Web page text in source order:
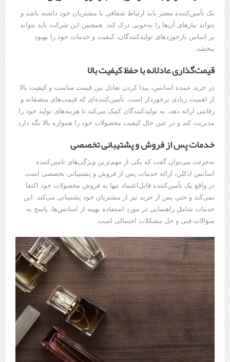
یک تأمین‌کننده معتبر باید ارتباط شفافی با مشتریان خود داشته باشد و
بتواند نیازهای آن‌ها را به‌خوبی درک کند. همچنین این شرکت باید بتواند
بر اساس بازخوردهای تولیدکنندگان، کیفیت و خدمات خود را بهبود
ببخشد.
قیمت‌گذاری عادلانه با حفظ کیفیت بالا
در خرید عمده اسانس، پیدا کردن تعادل بین قیمت مناسب و کیفیت بالا
از اهمیت زیادی برخوردار است. تأمین‌کننده‌ای که قیمت‌های منصفانه و
رقابتی ارائه دهد، به تولیدکنندگان کمک می‌کند تا هزینه‌های تولید خود را
مدیریت کند و در عین حال کیفیت محصولات خود را همواره بالا نگه دارد.
خدمات پس از فروش و پشتیبانی تخصصی
به‌جرئت می‌توان گفت که یکی از مهم‌ترین ویژگی‌های تامین‌کننده
اسانس ادکلن، ارائه خدمات پس از فروش و پشتیبانی تخصصی است.
در واقع یک تأمین‌کننده قابل‌اعتماد تنها به فروش محصولات خود اکتفا
نمی‌کند و حتی پس از خرید نیز از مشتریان خود پشتیبانی می‌کند. این
خدمات شامل راهنمایی در مورد استفاده بهینه از اسانس‌ها، پاسخ به
سؤالات فنی و حل مشکلات احتمالی است.